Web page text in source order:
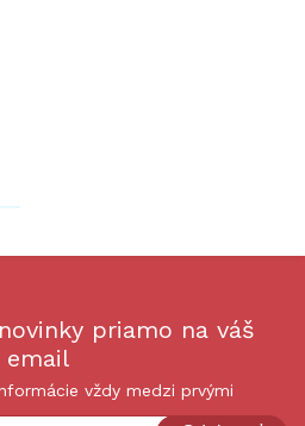
priamo na váš
email
vždy medzi prvými